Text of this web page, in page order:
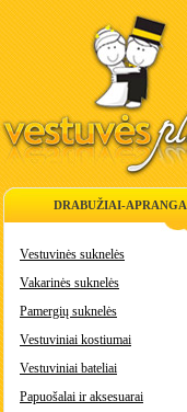
DRABUŽIAI-APRANGA
Vestuvinės suknelės
Vakarinės suknelės
Pamergių suknelės
Vestuviniai kostiumai
Vestuviniai bateliai
Papuošalai ir aksesuarai